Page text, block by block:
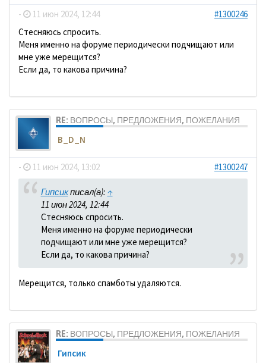
- 11 июн 2024, 12:44
#1300246
Стесняюсь спросить.
Меня именно на форуме периодически подчищают или
мне уже мерещится?
Если да, то какова причина?
RE: ВОПРОСЫ, ПРЕДЛОЖЕНИЯ, ПОЖЕЛАНИЯ
B_D_N
- 11 июн 2024, 13:02 #1300247
Гипсикписал(а): ↑
11 июн 2024, 12:44
Стесняюсь спросить.
Меня именно на форуме периодически
подчищают или мне уже мерещится?
Если да, то какова причина?
Мерещится, только спамботы удаляются.
RE: ВОПРОСЫ, ПРЕДЛОЖЕНИЯ, ПОЖЕЛАНИЯ
Гипсик